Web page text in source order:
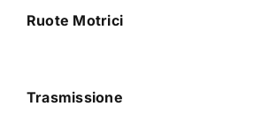
Ruote Motrici
Trasmissione